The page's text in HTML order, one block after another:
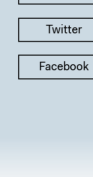
Twitter
Facebook